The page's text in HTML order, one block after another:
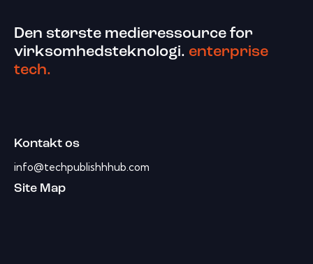
Den største medieressource for
virksomhedsteknologi. enterprise
tech.
Kontakt os
info@techpublishhhub.com
Site Map